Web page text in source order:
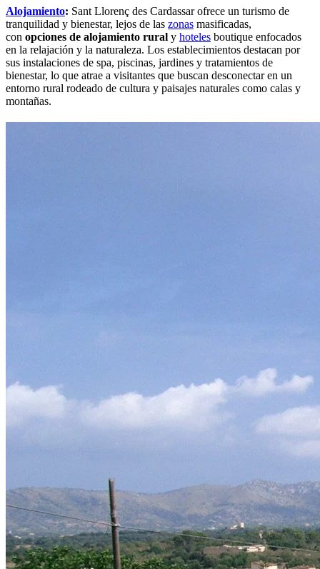
Alojamiento: Sant Llorenç des Cardassar ofrece un turismo de
tranquilidad y bienestar, lejos de las zonas masificadas,
con opciones de alojamiento rural y hoteles boutique enfocados
en la relajación y la naturaleza. Los establecimientos destacan por
sus instalaciones de spa, piscinas, jardines y tratamientos de
bienestar, lo que atrae a visitantes que buscan desconectar en un
entorno rural rodeado de cultura y paisajes naturales como calas y
montañas.